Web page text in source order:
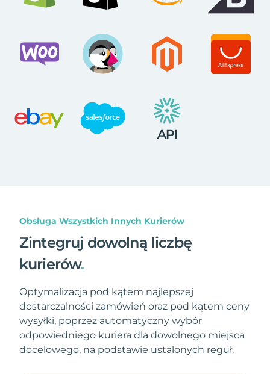
Obsługa Wszystkich Innych Kurierów
Zintegruj dowolną liczbę
kurierów.
Optymalizacja pod kątem najlepszej
dostarczalności zamówień oraz pod kątem ceny
wysyłki, poprzez automatyczny wybór
odpowiedniego kuriera dla dowolnego miejsca
docelowego, na podstawie ustalonych reguł.